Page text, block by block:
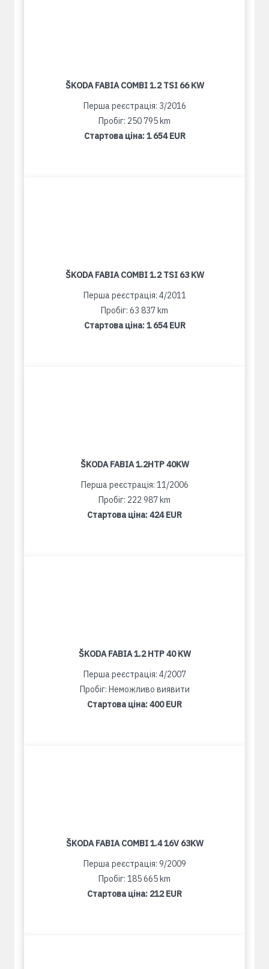
ŠKODA FABIA COMBI 1.2 TSI 66 KW
Перша реєстрація: 3/2016
Пробіг: 250 795 km
Стартова ціна:1 654 EUR
ŠKODA FABIA COMBI 1.2 TSI 63 KW
Перша реєстрація: 4/2011
Пробіг: 63 837 km
Стартова ціна:1 654 EUR
ŠKODA FABIA 1.2HTP 40KW
Перша реєстрація: 11/2006
Пробіг: 222 987 km
Стартова ціна:424 EUR
ŠKODA FABIA 1.2 HTP 40 KW
Перша реєстрація: 4/2007
Пробіг: Неможливо виявити
Стартова ціна:400 EUR
ŠKODA FABIA COMBI 1.4 16V 63KW
Перша реєстрація: 9/2009
Пробіг: 185 665 km
Стартова ціна: 212 EUR